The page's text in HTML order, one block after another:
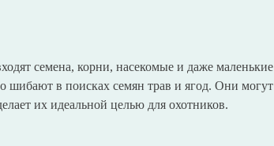
семена, корни, насекомые и даже маленькие
в поисках семян трав и ягод. Они могут
их идеальной целью для охотников.